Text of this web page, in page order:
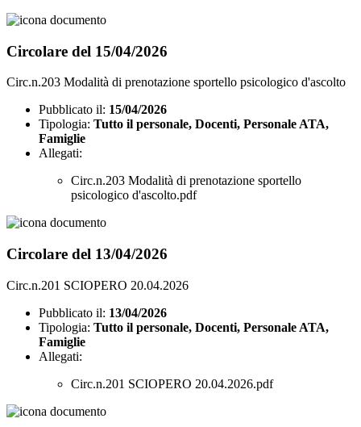
Circolare del 15/04/2026
Circ.n.203 Modalità di prenotazione sportello psicologico d'ascolto
Pubblicato il: 15/04/2026
Tipologia: Tutto il personale, Docenti, Personale ATA,
Famiglie
Allegati:
Circ.n.203 Modalità di prenotazione sportello
psicologico d'ascolto.pdf
Circolare del 13/04/2026
Circ.n.201 SCIOPERO 20.04.2026
Pubblicato il: 13/04/2026
Tipologia: Tutto il personale, Docenti, Personale ATA,
Famiglie
Allegati:
Circ.n.201 SCIOPERO 20.04.2026.pdf